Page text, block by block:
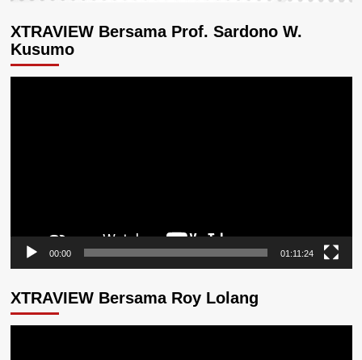
XTRAVIEW Bersama Prof. Sardono W.
Kusumo
00:00 01:11:24
XTRAVIEW Bersama Roy Lolang